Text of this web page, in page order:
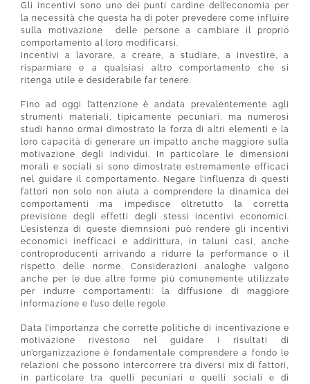
Gli incentivi sono uno dei punti cardine dell’economia per
la necessità che questa ha di poter prevedere come influire
sulla motivazione delle persone a cambiare il proprio
comportamento al loro modificarsi.
Incentivi a lavorare, a creare, a studiare, a investire, a
risparmiare e a qualsiasi altro comportamento che si
ritenga utile e desiderabile far tenere.
Fino ad oggi l’attenzione è andata prevalentemente agli
strumenti materiali, tipicamente pecuniari, ma numerosi
studi hanno ormai dimostrato la forza di altri elementi e la
loro capacità di generare un impatto anche maggiore sulla
motivazione degli individui. In particolare le dimensioni
morali e sociali si sono dimostrate estremamente efficaci
nel guidare il comportamento. Negare l’influenza di questi
fattori non solo non aiuta a comprendere la dinamica dei
comportamenti ma impedisce oltretutto la corretta
previsione degli effetti degli stessi incentivi economici.
L’esistenza di queste diemnsioni può rendere gli incentivi
economici inefficaci e addirittura, in taluni casi, anche
controproducenti arrivando a ridurre la performance o il
rispetto delle norme. Considerazioni analoghe valgono
anche per le due altre forme più comunemente utilizzate
per indurre comportamenti: la diffusi0ne di maggiore
informazione e l’uso delle regole.
Data l’importanza che corrette politiche di incentivazione e
motivazione rivestono nel guidare i risultati di
un’organizzazione è fondamentale comprendere a fondo le
relazioni che possono intercorrere tra diversi mix di fattori,
in particolare tra quelli pecuniari e quelli sociali e di